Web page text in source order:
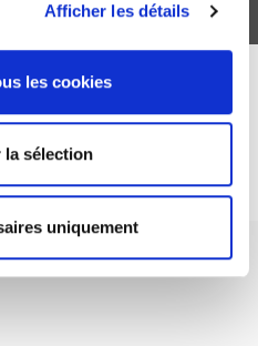
Afficher les détails
les cookies
sélection
uniquement
today